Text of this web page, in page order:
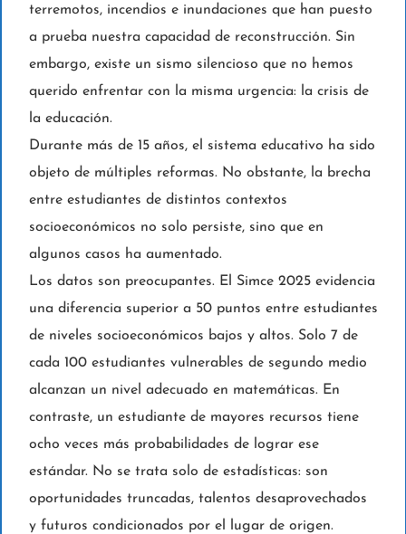
terremotos, incendios e inundaciones que han puesto
a prueba nuestra capacidad de reconstrucción. Sin
embargo, existe un sismo silencioso que no hemos
querido enfrentar con la misma urgencia: la crisis de
la educación.
Durante más de 15 años, el sistema educativo ha sido
objeto de múltiples reformas. No obstante, la brecha
entre estudiantes de distintos contextos
socioeconómicos no solo persiste, sino que en
algunos casos ha aumentado.
Los datos son preocupantes. El Simce 2025 evidencia
una diferencia superior a 50 puntos entre estudiantes
de niveles socioeconómicos bajos y altos. Solo 7 de
cada 100 estudiantes vulnerables de segundo medio
alcanzan un nivel adecuado en matemáticas. En
contraste, un estudiante de mayores recursos tiene
ocho veces más probabilidades de lograr ese
estándar. No se trata solo de estadísticas: son
oportunidades truncadas, talentos desaprovechados
y futuros condicionados por el lugar de origen.